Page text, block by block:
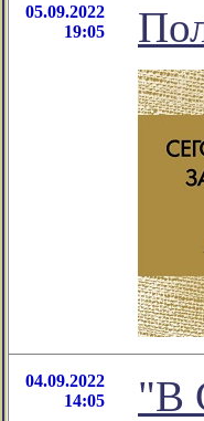
05.09.2022
19:05
04.09.2022
14:05
"В